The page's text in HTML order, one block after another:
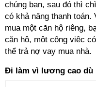
chúng bạn, sau đó thì
có khả năng thanh
mua một căn hộ riêng,
căn hộ, một công việc
thể trả nợ vay mua nhà.
Đi làm vì lương cao dù